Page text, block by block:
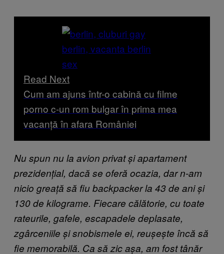
Read Next
Cum am ajuns într-o cabină cu filme
porno c-un rom bulgar în prima mea
vacanță în afara României
Nu spun nu la avion privat și apartament
prezidențial, dacă se oferă ocazia, dar n-am
nicio greață să fiu backpacker la 43 de ani și
130 de kilograme. Fiecare călătorie, cu toate
rateurile, gafele, escapadele deplasate,
zgârceniile și snobismele ei, reușește încă să
fie memorabilă. Ca să zic așa, am fost tânăr